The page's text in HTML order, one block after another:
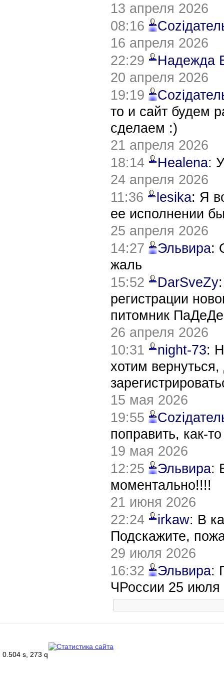
13 апреля 2026
08:16
16 апреля 2026
22:29
Надежда
20 апреля 2026
19:19
то и сайт будем
сделаем :)
21 апреля 2026
18:14
Healena:
24 апреля 2026
11:36
lesika: Я
ее исполнении
25 апреля 2026
14:27
Эльвира:
жаль
15:52
DarSveZy
регистрации
питомник
26 апреля 2026
10:31
night-73:
хотим
15 мая 2026
19:55
поправить, как-
19 мая 2026
12:25
Эльвира:
моментально!!!!
21 июня 2026
22:24
irkaw: В
Подскажите,
29 июля 2026
16:32
Эльвира:
ЧРоссии 25 июля
0.504 s, 273 q